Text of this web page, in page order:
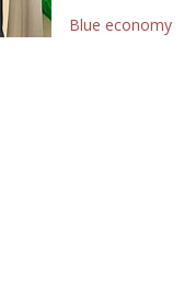
Blue economy